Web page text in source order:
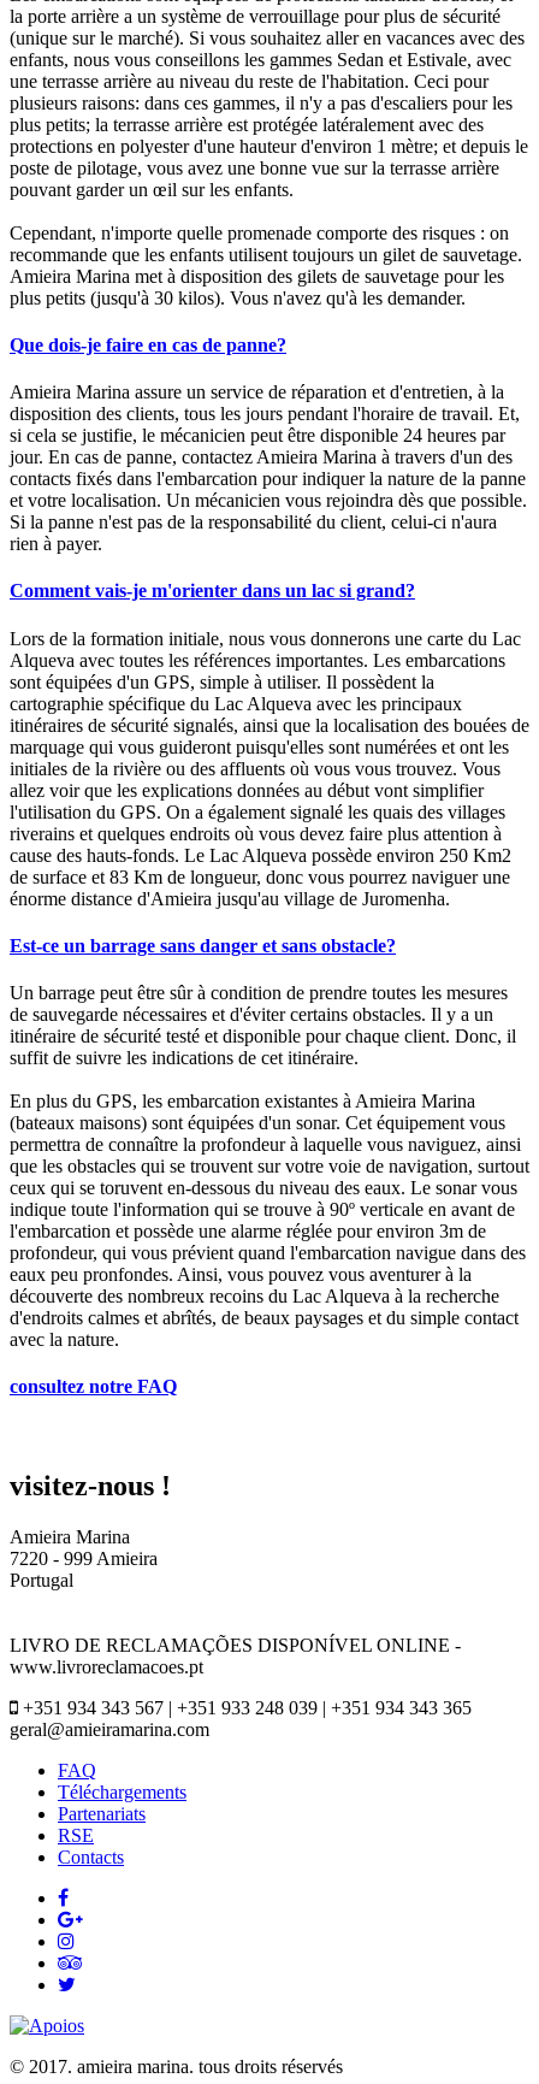
la porte arrière a un système de verrouillage pour plus de sécurité
(unique sur le marché). Si vous souhaitez aller en vacances avec des
enfants, nous vous conseillons les gammes Sedan et Estivale, avec
une terrasse arrière au niveau du reste de l'habitation. Ceci pour
plusieurs raisons: dans ces gammes, il n'y a pas d'escaliers pour les
plus petits; la terrasse arrière est protégée latéralement avec des
protections en polyester d'une hauteur d'environ 1 mètre; et depuis le
poste de pilotage, vous avez une bonne vue sur la terrasse arrière
pouvant garder un œil sur les enfants.
Cependant, n'importe quelle promenade comporte des risques : on
recommande que les enfants utilisent toujours un gilet de sauvetage.
Amieira Marina met à disposition des gilets de sauvetage pour les
plus petits (jusqu'à 30 kilos). Vous n'avez qu'à les demander.
Que dois-je faire en cas de panne?
Amieira Marina assure un service de réparation et d'entretien, à la
disposition des clients, tous les jours pendant l'horaire de travail. Et,
si cela se justifie, le mécanicien peut être disponible 24 heures par
jour. En cas de panne, contactez Amieira Marina à travers d'un des
contacts fixés dans l'embarcation pour indiquer la nature de la panne
et votre localisation. Un mécanicien vous rejoindra dès que possible.
Si la panne n'est pas de la responsabilité du client, celui-ci n'aura
rien à payer.
Comment vais-je m'orienter dans un lac si grand?
Lors de la formation initiale, nous vous donnerons une carte du Lac
Alqueva avec toutes les références importantes. Les embarcations
sont équipées d'un GPS, simple à utiliser. Il possèdent la
cartographie spécifique du Lac Alqueva avec les principaux
itinéraires de sécurité signalés, ainsi que la localisation des bouées de
marquage qui vous guideront puisqu'elles sont numérées et ont les
initiales de la rivière ou des affluents où vous vous trouvez. Vous
allez voir que les explications données au début vont simplifier
l'utilisation du GPS. On a également signalé les quais des villages
riverains et quelques endroits où vous devez faire plus attention à
cause des hauts-fonds. Le Lac Alqueva possède environ 250 Km2
de surface et 83 Km de longueur, donc vous pourrez naviguer une
énorme distance d'Amieira jusqu'au village de Juromenha.
Est-ce un barrage sans danger et sans obstacle?
Un barrage peut être sûr à condition de prendre toutes les mesures
de sauvegarde nécessaires et d'éviter certains obstacles. Il y a un
itinéraire de sécurité testé et disponible pour chaque client. Donc, il
suffit de suivre les indications de cet itinéraire.
En plus du GPS, les embarcation existantes à Amieira Marina
(bateaux maisons) sont équipées d'un sonar. Cet équipement vous
permettra de connaître la profondeur à laquelle vous naviguez, ainsi
que les obstacles qui se trouvent sur votre voie de navigation, surtout
ceux qui se toruvent en-dessous du niveau des eaux. Le sonar vous
indique toute l'information qui se trouve à 90º verticale en avant de
l'embarcation et possède une alarme réglée pour environ 3m de
profondeur, qui vous prévient quand l'embarcation navigue dans des
eaux peu pronfondes. Ainsi, vous pouvez vous aventurer à la
découverte des nombreux recoins du Lac Alqueva à la recherche
d'endroits calmes et abrîtés, de beaux paysages et du simple contact
avec la nature.
consultez notre FAQ
visitez-nous !
Amieira Marina
7220 - 999 Amieira
Portugal
LIVRO DE RECLAMAÇÕES DISPONÍVEL ONLINE -
www.livroreclamacoes.pt
+351 934 343 567 | +351 933 248 039 | +351 934 343 365
geral@amieiramarina.com
FAQ
Téléchargements
Partenariats
RSE
Contacts
© 2017. amieira marina. tous droits réservés